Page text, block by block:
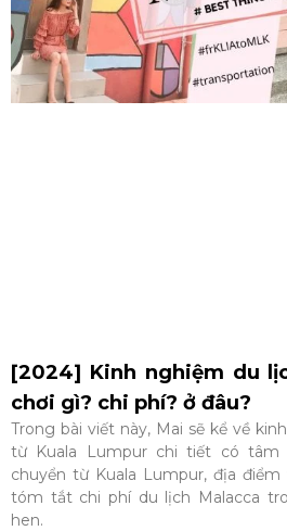
[2024] Kinh nghiệm du
chơi gì? chi phí? ở đâu?
Trong bài viết này, Mai sẽ kể về
từ Kuala Lumpur chi tiết có tâm
chuyển từ Kuala Lumpur, địa
tóm tắt chi phí du lịch Malacca
hen.